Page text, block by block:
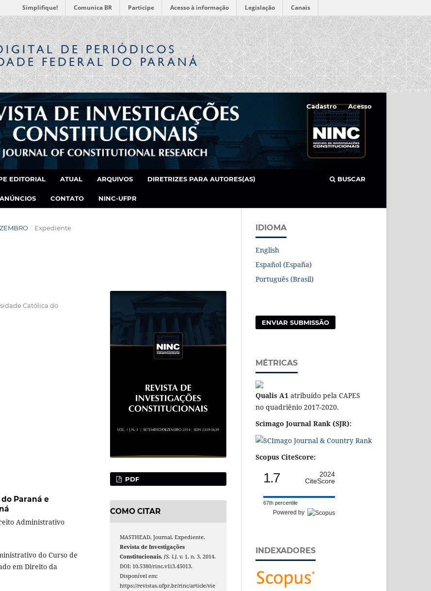
Simplifique! Comunica BR Participe Acesso à informação Legislação Canais
DE PERIÓDICOS
FEDERAL DO PARANÁ
EDITORIAL ATUAL ARQUIVOS DIRETRIZES PARA AUTORES(AS)
ANÚNCIOS CONTATO NINC-UFPR
BUSCAR
Cadastro Acesso
/ Expediente
Católica do
Paraná e
Administrativo
do Curso de
em Direito da
PDF
COMO CITAR
MASTHEAD, Journal. Expediente.
Revista de Investigações
Constitucionais,[S. l.], v. 1, n. 3, 2014.
DOI: 10.5380/rinc.v1i3.45013.
Disponível em:
https://revistas.ufpr.br/rinc/article/vie
IDIOMA
English
Español (España)
Português (Brasil)
ENVIAR SUBMISSÃO
MÉTRICAS
Qualis A1 atribuído pela CAPES
no quadriênio 2017-2020.
Scimago Journal Rank (SJR):
Scopus CiteScore:
1.7
2024
CiteScore
67th percentile
Powered by
INDEXADORES